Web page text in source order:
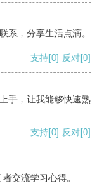
系，分享生活点滴。
支持[0] 反对[0]
手，让我能够快速熟
支持[0] 反对[0]
交流学习心得。